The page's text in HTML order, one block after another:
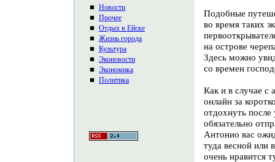
Подобные
во время таких
на острове
Здесь можно
со времен
Как и в случае с
онлайн за
отдохнуть после
обязательно
Антонио вас
туда весной или
очень нравится
Новости
Прочее
Отдых в Ейске
Жизнь города
Культура
Эконовости
Экономика
Политика